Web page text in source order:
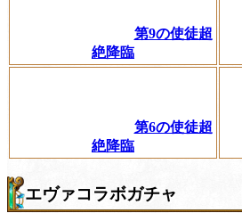
第9の使徒超
絶降臨
第6の使徒超
絶降臨
エヴァコラボガチャ